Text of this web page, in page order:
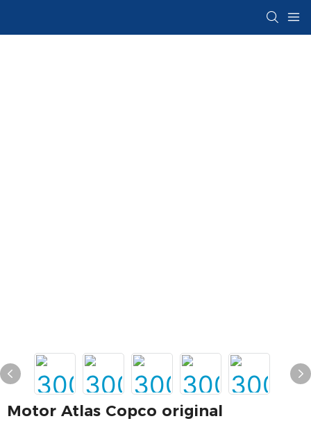
Motor Atlas Copco original